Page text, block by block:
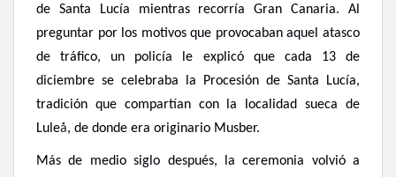
de Santa Lucía mientras recorría Gran Canaria. Al
preguntar por los motivos que provocaban aquel atasco
de tráfico, un policía le explicó que cada 13 de
diciembre se celebraba la Procesión de Santa Lucía,
tradición que compartían con la localidad sueca de
Luleå, de donde era originario Musber.
Más de medio siglo después, la ceremonia volvió a